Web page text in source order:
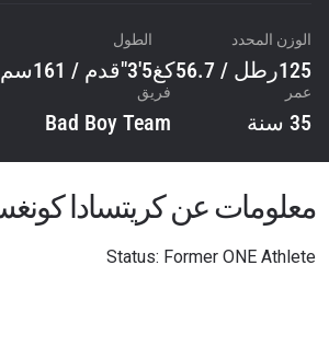
الوزن المحدد
125رطل / 56.7كغ
الطول
5'3"قدم / 161سم
عمر
35 سنة
فريق
Bad Boy Team
معلومات عن كريتسادا
Status: Former ONE Athlete